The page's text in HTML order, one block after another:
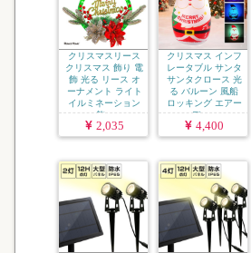
クリスマスリース
クリスマス 飾り 電
飾 光る リース オ
ーナメント ライト
イルミネーション
飾...
2,035
クリスマス インフ
レータブル サンタ
サンタクロース 光
る バルーン 風船
ロッキング エアー
ディ...
4,400